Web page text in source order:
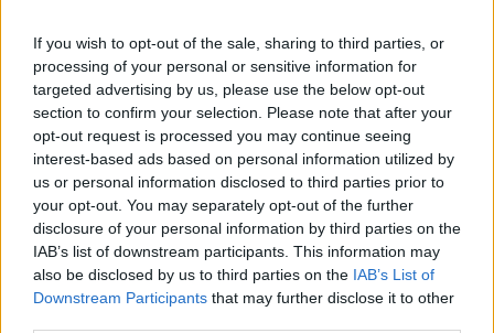
If you wish to opt-out of the sale, sharing to third parties, or
processing of your personal or sensitive information for
targeted advertising by us, please use the below opt-out
section to confirm your selection. Please note that after your
opt-out request is processed you may continue seeing
interest-based ads based on personal information utilized by
us or personal information disclosed to third parties prior to
your opt-out. You may separately opt-out of the further
disclosure of your personal information by third parties on the
IAB’s list of downstream participants. This information may
also be disclosed by us to third parties on the IAB’s List of
Downstream Participants that may further disclose it to other
AKKUMULÁTOR
Típus Li-Polimer Li-Polimer
Készenléti idő h /
Az akkumulátor nem
vehetõ ki!
Az akkumulátor
Beszélgetési idő h /
Gyorstöltés
Gyorstöltésre alkalmas
120W-os
gyorstöltés
ALKALMAZÁSOK ÉS ÉRZÉKELŐK